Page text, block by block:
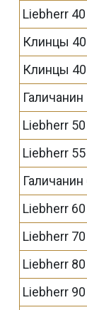
Liebherr
Клинцы
Клинцы
Liebherr
Liebherr
Liebherr
Liebherr
Liebherr
Liebherr